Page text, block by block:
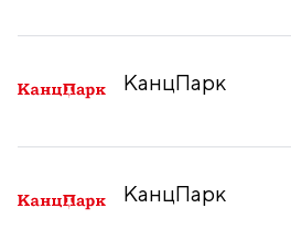
КанцПарк
КанцПарк